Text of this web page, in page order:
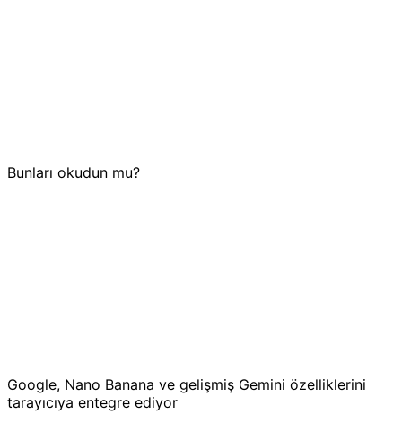
Bunları okudun mu?
Google, Nano Banana ve gelişmiş Gemini özelliklerini
tarayıcıya entegre ediyor